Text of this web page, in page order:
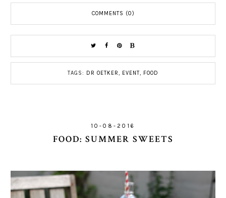
COMMENTS (0)
TAGS: DR OETKER, EVENT, FOOD
10-08-2016
FOOD: SUMMER SWEETS